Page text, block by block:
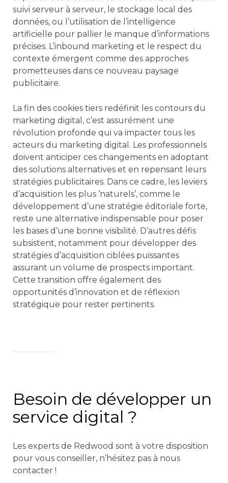
suivi serveur à serveur, le stockage local des
données, ou l’utilisation de l’intelligence
artificielle pour pallier le manque d’informations
précises. L’inbound marketing et le respect du
contexte émergent comme des approches
prometteuses dans ce nouveau paysage
publicitaire.
La fin des cookies tiers redéfinit les contours du
marketing digital, c’est assurément une
révolution profonde qui va impacter tous les
acteurs du marketing digital. Les professionnels
doivent anticiper ces changements en adoptant
des solutions alternatives et en repensant leurs
stratégies publicitaires. Dans ce cadre, les leviers
d’acquisition les plus ‘naturels’, comme le
développement d’une stratégie éditoriale forte,
reste une alternative indispensable pour poser
les bases d’une bonne visibilité. D’autres défis
subsistent, notamment pour développer des
stratégies d’acquisition ciblées puissantes
assurant un volume de prospects important.
Cette transition offre également des
opportunités d’innovation et de réflexion
stratégique pour rester pertinents.
Besoin de développer un
service digital ?
Les experts de Redwood sont à votre disposition
pour vous conseiller, n’hésitez pas à nous
contacter !